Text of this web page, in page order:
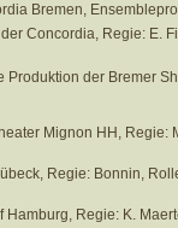
Bremen,
Concordia, Regie: E.
Produktion der Bremer
Mignon HH, Regie:
Regie: Bonnin,
Regie: K.